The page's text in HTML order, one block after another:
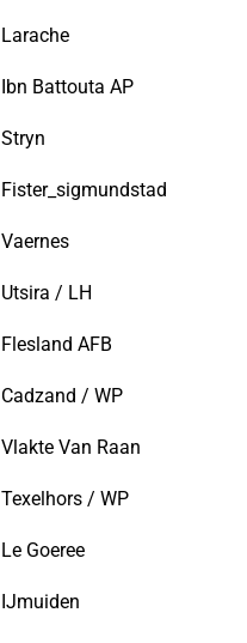
Larache
Ibn Battouta AP
Stryn
Fister_sigmundstad
Vaernes
Utsira / LH
Flesland AFB
Cadzand / WP
Vlakte Van Raan
Texelhors / WP
Le Goeree
IJmuiden